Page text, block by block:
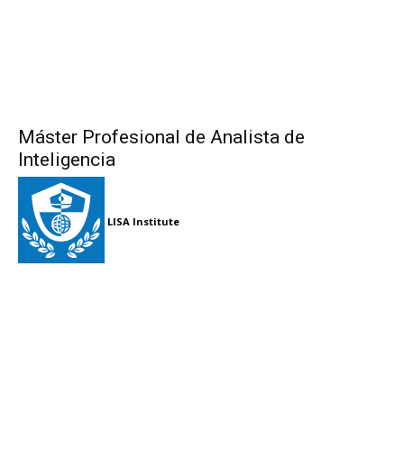
Máster Profesional de Analista de
Inteligencia
LISA Institute